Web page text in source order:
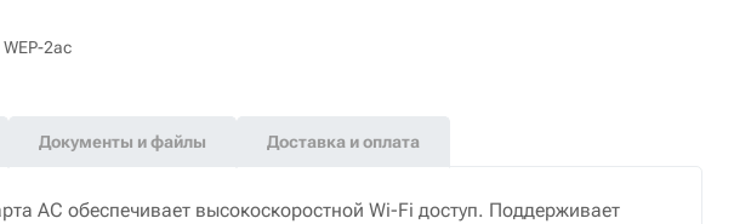
2ac
Документы и файлы Доставка и оплата
AC обеспечивает высокоскоростной Wi-Fi доступ. Поддерживает